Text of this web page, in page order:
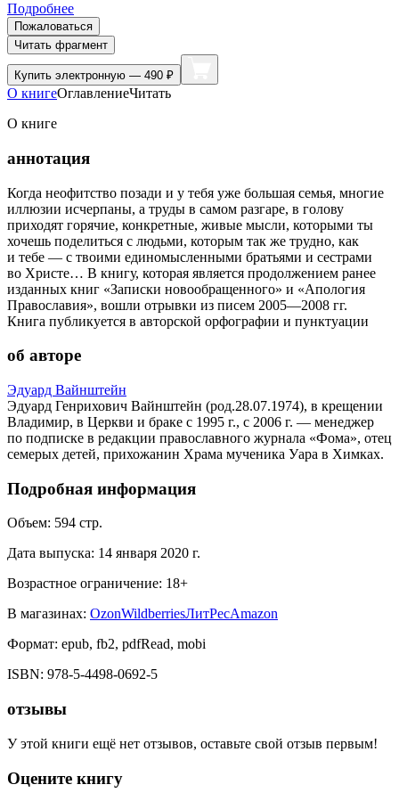
Подробнее
Пожаловаться
Читать фрагмент
Купить электронную — 490 ₽
О книгеОглавлениеЧитать
О книге
аннотация
Когда неофитство позади и у тебя уже большая семья, многие
иллюзии исчерпаны, а труды в самом разгаре, в голову
приходят горячие, конкретные, живые мысли, которыми ты
хочешь поделиться с людьми, которым так же трудно, как
и тебе — с твоими единомысленными братьями и сестрами
во Христе… В книгу, которая является продолжением ранее
изданных книг «Записки новообращенного» и «Апология
Православия», вошли отрывки из писем 2005—2008 гг.
Книга публикуется в авторской орфографии и пунктуации
об авторе
Эдуард Вайнштейн
Эдуард Генрихович Вайнштейн (род.28.07.1974), в крещении
Владимир, в Церкви и браке с 1995 г., с 2006 г. — менеджер
по подписке в редакции православного журнала «Фома», отец
семерых детей, прихожанин Храма мученика Уара в Химках.
Подробная информация
Объем: 594 стр.
Дата выпуска: 14 января 2020 г.
Возрастное ограничение: 18+
В магазинах: OzonWildberriesЛитРесAmazon
Формат: epub, fb2, pdfRead, mobi
ISBN: 978-5-4498-0692-5
отзывы
У этой книги ещё нет отзывов, оставьте свой отзыв первым!
Оцените книгу